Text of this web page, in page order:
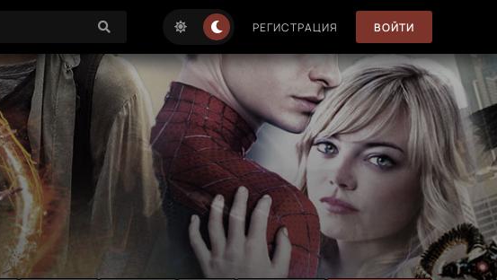
РЕГИСТРАЦИЯ ВОЙТИ